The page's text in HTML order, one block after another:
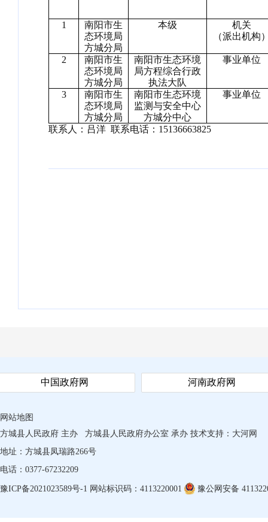
1
南阳市生
态环境局
方城分局
本级
机关
（派出机构
2
南阳市生
态环境局
方城分局
南阳市生态环境
局方程综合行政
执法大队
事业单位
3
南阳市生
态环境局
方城分局
南阳市生态环境
监测与安全中心
方城分中心
事业单位
联系人：吕洋 联系电话： 15136663825
中国政府网 河南政府网
网站地图
方城县人民政府 主办
方城县人民政府办公室 承办 技术支持： 大河网
地址：方城县凤瑞路266号
电话：0377-67232209
豫ICP备2021023589号-1 网站标识码：4113220001 豫公网安备